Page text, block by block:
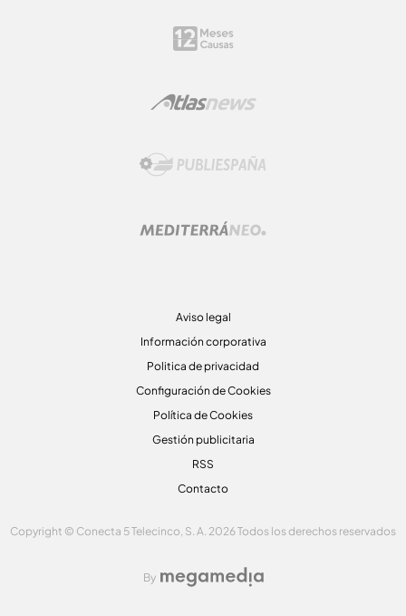
Aviso legal
Información corporativa
Politica de privacidad
Configuración de Cookies
Política de Cookies
Gestión publicitaria
RSS
Contacto
Copyright © Conecta 5 Telecinco, S. A. 2026 Todos los derechos reservados
By